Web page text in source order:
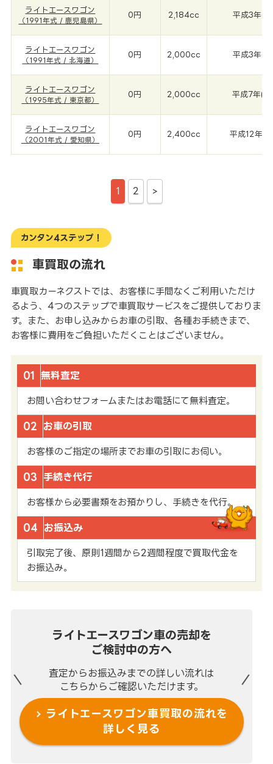
ライトエースワゴン
（1991年式 / 鹿児島県）
0円 2,184cc 平成3年
ライトエースワゴン
（1991年式 / 北海道）
0円 2,000cc 平成3年
ライトエースワゴン
（1995年式 / 東京都）
0円 2,000cc 平成7年
ライトエースワゴン
（2001年式 / 愛知県）
0円 2,400cc 平成12年
1 2 >
カンタン4ステップ！
車買取の流れ
車買取カーネクストでは、お客様に手間なくご利用いただけ
るよう、4つのステップで車買取サービスをご提供しておりま
す。また、お申し込みからお車の引取、各種お手続きまで、
お客様に費用をご負担いただくことはございません。
01 無料査定
お問い合わせフォームまたはお電話にて無料査定。
02 お車の引取
お客様のご指定の場所までお車の引取にお伺い。
03 手続き代行
お客様から必要書類をお預かりし、手続きを代行。
04 お振込み
引取完了後、原則1週間から2週間程度で買取代金を
お振込み。
ライトエースワゴン車の売却を
ご検討中の方へ
査定からお振込みまでの詳しい流れは
こちらからご確認いただけます。
ライトエースワゴン車買取の流れを
詳しく見る